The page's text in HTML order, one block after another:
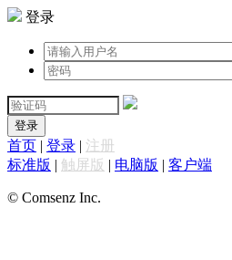
登录
登录
首页 | 登录 | 注册
标准版 | 触屏版 | 电脑版 | 客户端
© Comsenz Inc.